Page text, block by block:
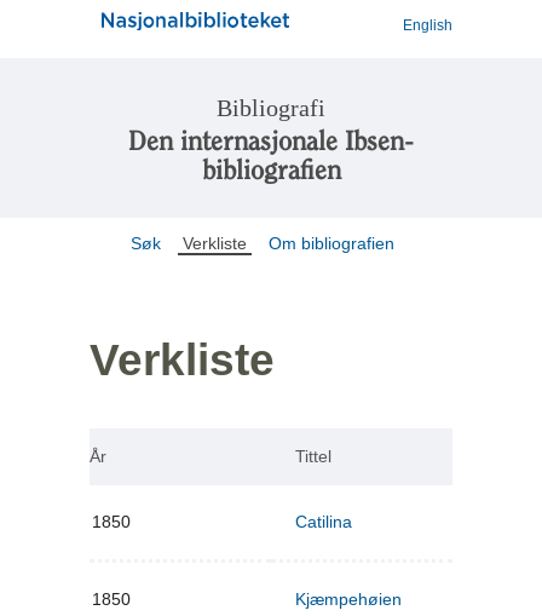
English
Bibliografi
Den internasjonale Ibsen-
bibliografien
Søk Verkliste Om bibliografien
Verkliste
År Tittel
1850 Catilina
1850 Kjæmpehøien